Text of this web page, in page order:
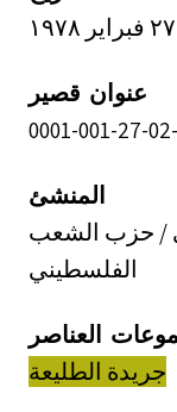
٢٧ فبراير ١٩٧٨
عنوان قصير
المنشئ
/ حزب الشعب
الفلسطيني
العناصر
جريدة الطليعة